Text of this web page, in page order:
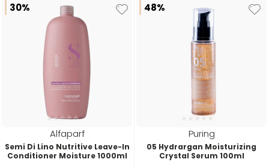
Sibel
Structura
Suavecito
Susan Darnell
Technique
Tecnofilati
TecnoTurbo
Tek
30%
Alfaparf
Semi Di Lino Nutritive Leave-In
Conditioner Moisture 1000ml
48%
Puring
05 Hydrargan Moisturizing
Crystal Serum 100ml